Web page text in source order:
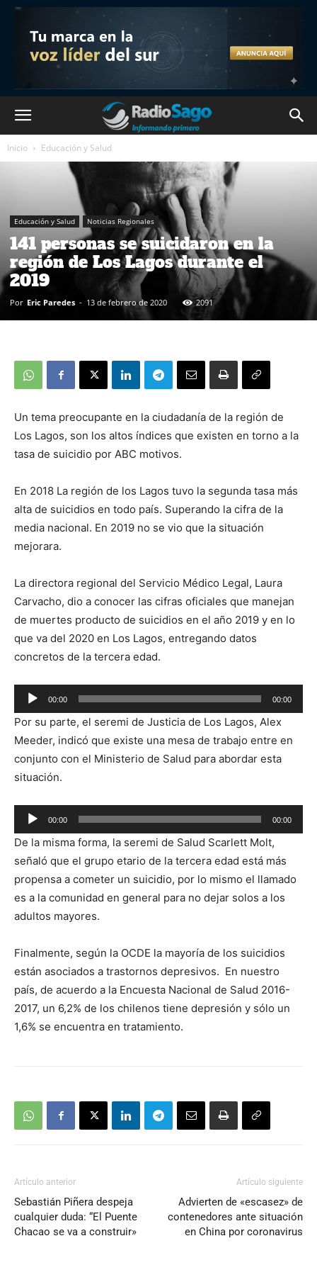
Inicio Educación y Salud
Educación y Salud Noticias Regionales
141 personas se suicidaron en la
región de Los Lagos durante el
2019
Por Eric Paredes - 13 de febrero de 2020 2091
Un tema preocupante en la ciudadanía de la región de
Los Lagos, son los altos índices que existen en torno a la
tasa de suicidio por ABC motivos.
En 2018 La región de los Lagos tuvo la segunda tasa más
alta de suicidios en todo país. Superando la cifra de la
media nacional. En 2019 no se vio que la situación
mejorara.
La directora regional del Servicio Médico Legal, Laura
Carvacho, dio a conocer las cifras oficiales que manejan
de muertes producto de suicidios en el año 2019 y en lo
que va del 2020 en Los Lagos, entregando datos
concretos de la tercera edad.
Reproductor
de
audio
00:00 00:00
Por su parte, el seremi de Justicia de Los Lagos, Alex
Meeder, indicó que existe una mesa de trabajo entre en
conjunto con el Ministerio de Salud para abordar esta
situación.
Reproductor
de
audio
00:00 00:00
De la misma forma, la seremi de Salud Scarlett Molt,
señaló que el grupo etario de la tercera edad está más
propensa a cometer un suicidio, por lo mismo el llamado
es a la comunidad en general para no dejar solos a los
adultos mayores.
Finalmente, según la OCDE la mayoría de los suicidios
están asociados a trastornos depresivos. En nuestro
país, de acuerdo a la Encuesta Nacional de Salud 2016-
2017, un 6,2% de los chilenos tiene depresión y sólo un
1,6% se encuentra en tratamiento.
Artículo anterior
Sebastián Piñera despeja
cualquier duda: “El Puente
Chacao se va a construir»
Artículo siguiente
Advierten de «escasez» de
contenedores ante situación
en China por coronavirus